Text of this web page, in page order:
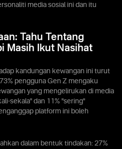
media sosial ini dan itu
Tahu Tentang
Masih Ikut Nasihat
kandungan kewangan ini turut
pengguna Gen Z mengaku
yang mengelirukan di media
sekala" dan 11% "sering"
platform ini boleh
dalam bentuk tindakan: 27%